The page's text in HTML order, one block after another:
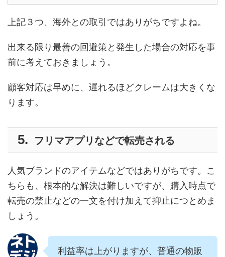
上記３つ、海外との取引ではありがちですよね。
出来る限り最善の回避策と発生した場合の対応を事
前に考えておきましょう。
顧客対応は早めに、遅れるほどクレームは大きくな
ります。
フリマアプリなどで転売される
人気ブランドのアイテムなどではありがちです。こ
ちらも、根本的な解決は難しいですが、購入時点で
転売の禁止などの一文を付け加えて抑止につとめま
しょう。
利益率は上がりますが、普通の物販